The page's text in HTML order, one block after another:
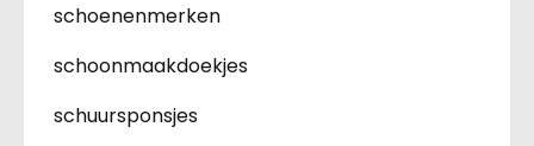
schoenenmerken
schoonmaakdoekjes
schuursponsjes